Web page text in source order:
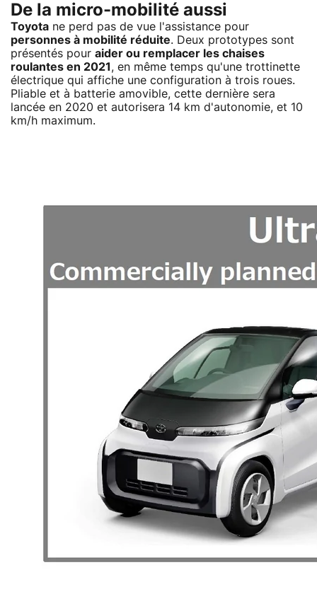
De la micro-mobilité aussi
Toyota ne perd pas de vue l'assistance pour
personnes à mobilité réduite. Deux prototypes sont
présentés pour aider ou remplacer les chaises
roulantes en 2021 , en même temps qu'une trottinette
électrique qui affiche une configuration à trois roues.
Pliable et à batterie amovible, cette dernière sera
lancée en 2020 et autorisera 14 km d'autonomie, et 10
km/h maximum.